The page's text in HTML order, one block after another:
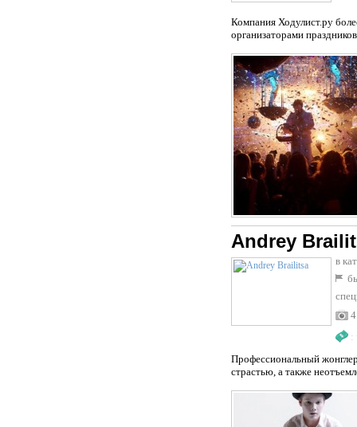
Компания Ходулист.ру
организаторами
Andrey
в
4
:
Профессиональный
страстью, а также